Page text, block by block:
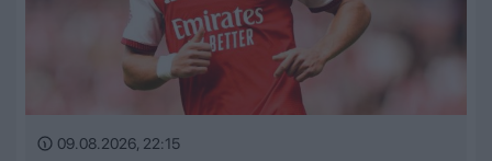
09.08.2026, 22:15